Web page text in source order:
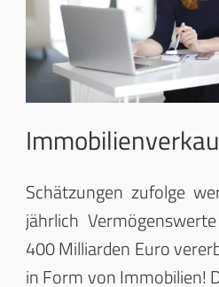
Schätzungen zufolge
jährlich
400 Milliarden Euro
in Form von Immobilien!